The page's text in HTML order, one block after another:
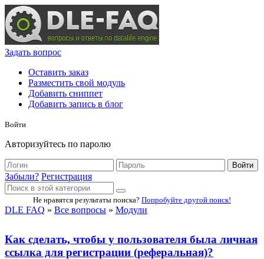
Задать вопрос
Оставить заказ
Разместить свой модуль
Добавить сниппет
Добавить запись в блог
Войти
Авторизуйтесь по паролю
Войти
Забыли? Регистрация
Не нравятся результаты поиска? Попробуйте другой поиск!
DLE FAQ » Все вопросы » Модули
Как сделать, чтобы у пользователя была личная
ссылка для регистрации (реферальная)?